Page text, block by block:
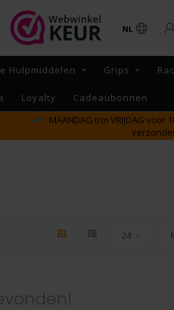
NL
Hulpmiddelen Grips
Loyalty
Cadeaubonnen
MAANDAG t/m VRIJDAG